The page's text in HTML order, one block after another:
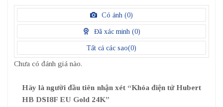
điểm
1
điểm
Có ảnh (0)
Đã xác minh (0)
Tất cả các sao(0)
Chưa có đánh giá nào.
Hãy là người đầu tiên nhận xét “Khóa điện tử Hubert
HB DSI8F EU Gold 24K”